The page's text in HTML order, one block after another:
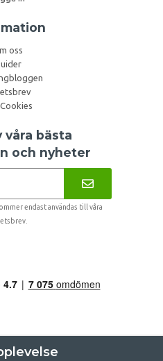
oss
våra bästa
och nyheter
endast användas till våra